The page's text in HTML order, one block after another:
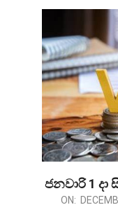
ජනවාරි 1 දා
2023-ON: